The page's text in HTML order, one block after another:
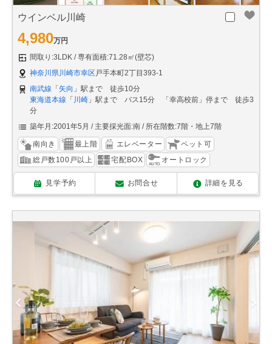
ウインベル川崎
4,980万円
間取り:3LDK
専有面積:71.28㎡(壁芯)
神奈川県川崎市幸区戸手本町2丁目393-1
南武線 「矢向 」駅まで 徒歩10分
東海道本線 「 川崎 」駅まで バス15分 「幸高校前」停まで 徒歩3
分
築年月:2001年5月
主要採光面:南 所在階数:7階・地上7階
南向き 最上階 エレベーター
ペット可
総戸数100戸以上
宅配BOX オートロック
見学予約 お問合せ 詳細を見る